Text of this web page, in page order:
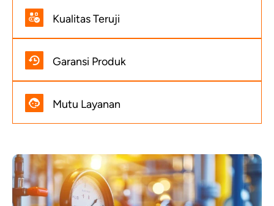
Kualitas Teruji
Garansi Produk
Mutu Layanan